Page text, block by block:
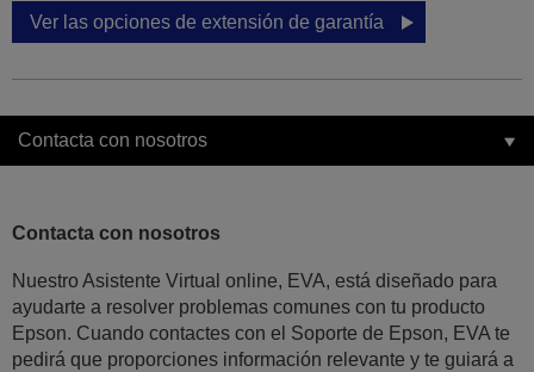
Ver las opciones de extensión de garantía
Contacta con nosotros
Contacta con nosotros
Nuestro Asistente Virtual online, EVA, está diseñado para
ayudarte a resolver problemas comunes con tu producto
Epson. Cuando contactes con el Soporte de Epson, EVA te
pedirá que proporciones información relevante y te guiará a